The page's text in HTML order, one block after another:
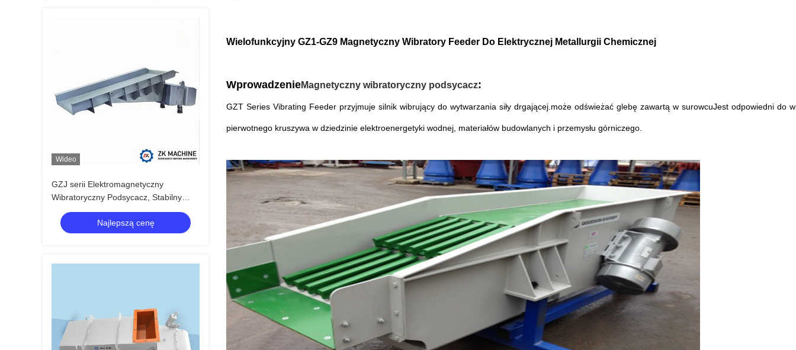
Wideo
GZJ serii Elektromagnetyczny
Wibratoryczny Podsycacz, Stabilny
bieg Silna siła wibracja
Najlepszą cenę
Wielofunkcyjny GZ1-GZ9 Magnetyczny Wibratory Feeder Do Elektrycznej Metallurgii Chemicznej
WprowadzenieMagnetyczny wibratoryczny podsycacz:
GZT Series Vibrating Feeder przyjmuje silnik wibrujący do wytwarzania siły drgającej.może odświeżać glebę zawartą w surowcuJest odpowiedni do
pierwotnego kruszywa w dziedzinie elektroenergetyki wodnej, materiałów budowlanych i przemysłu górniczego.